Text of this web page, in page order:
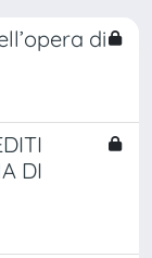
di
DI